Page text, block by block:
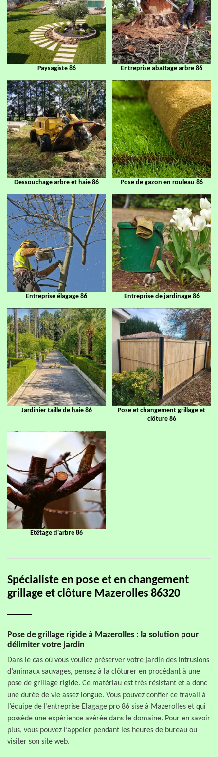
Paysagiste 86 Entreprise abattage arbre 86
Dessouchage arbre et haie 86 Pose de gazon en rouleau 86
Entreprise élagage 86 Entreprise de jardinage 86
Jardinier taille de haie 86
Pose et changement grillage et
clôture 86
Etêtage d'arbre 86
Spécialiste en pose et en changement
grillage et clôture Mazerolles 86320
Pose de grillage rigide à Mazerolles : la solution pour
délimiter votre jardin
Dans le cas où vous vouliez préserver votre jardin des intrusions
d’animaux sauvages, pensez à la clôturer en procédant à une
pose de grillage rigide. Ce matériau est très résistant et a donc
une durée de vie assez longue. Vous pouvez confier ce travail à
l’équipe de l’entreprise Elagage pro 86 sise à Mazerolles et qui
possède une expérience avérée dans le domaine. Pour en savoir
plus, vous pouvez l’appeler pendant les heures de bureau ou
visiter son site web.